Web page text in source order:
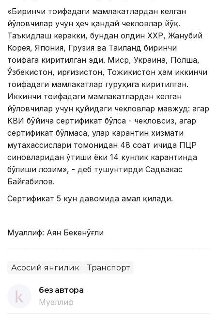
«Биринчи тоифадаги мамлакатлардан келган
йўловчилар учун ҳеч қандай чекловлар йўқ.
Таъкидлаш керакки, бундан олдин ХХР, Жанубий
Корея, Япония, Грузия ва Таиланд биринчи
тоифага киритилган эди. Миср, Украина, Полша,
Ўзбекистон, Қирғизистон, Тожикистон ҳам иккинчи
тоифадаги мамлакатлар гуруҳига киритилган.
Иккинчи тоифадаги мамлакатлардан келган
йўловчилар учун қуйидаги чекловлар мавжуд: агар
КВИ бўйича сертификат бўлса - чекловсиз, агар
сертификат бўлмаса, улар карантин хизмати
мутахассислари томонидан 48 соат ичида ПЦР
синовларидан ўтиши ёки 14 кунлик карантинда
бўлиши лозим», - деб тушунтирди Садвакас
Байғабилов.
Сертификат 5 кун давомида амал қилади.
Муаллиф: Аян Бекенўғли
Асосий янгилик Транспорт
без автора
Муаллиф